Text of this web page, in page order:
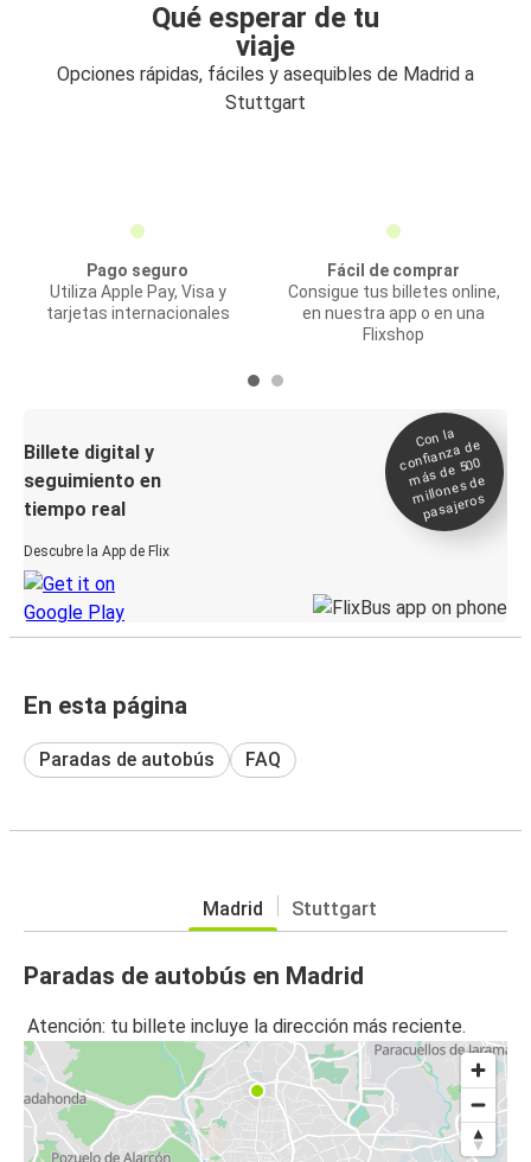
Qué esperar de tu
viaje
Opciones rápidas, fáciles y asequibles de Madrid a
Stuttgart
Pago seguro
Utiliza Apple Pay, Visa y
tarjetas internacionales
Fácil de comprar
Consigue tus billetes online,
en nuestra app o en una
Flixshop
Billete digital y
seguimiento en
tiempo real
Descubre la App de Flix
Con la
confianza de
más de 500
millones de
pasajeros
En esta página
Paradas de autobús FAQ
Madrid Stuttgart
Paradas de autobús en Madrid
Atención: tu billete incluye la dirección más reciente.